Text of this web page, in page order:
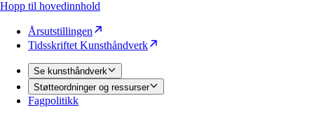
Hopp til hovedinnhold
Årsutstillingen
Tidsskriftet Kunsthåndverk
Se kunsthåndverk
Støtteordninger og ressurser
Fagpolitikk